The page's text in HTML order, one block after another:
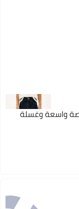
واسعة وغسلة